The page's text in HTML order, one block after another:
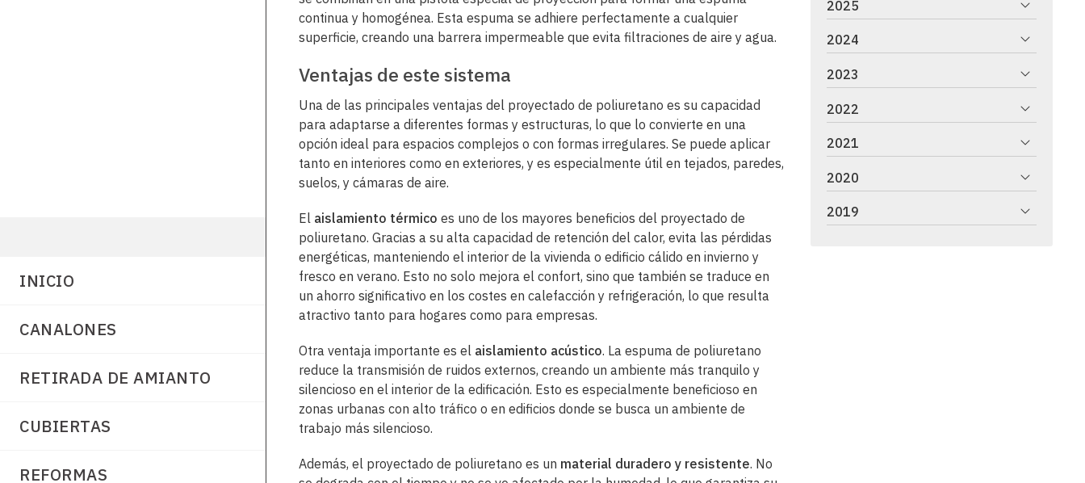
INICIO
CANALONES
RETIRADA DE AMIANTO
CUBIERTAS
REFORMAS
continua y homogénea. Esta espuma se adhiere perfectamente a cualquier
superficie, creando una barrera impermeable que evita filtraciones de aire y agua.
Ventajas de este sistema
Una de las principales ventajas del proyectado de poliuretano es su capacidad
para adaptarse a diferentes formas y estructuras, lo que lo convierte en una
opción ideal para espacios complejos o con formas irregulares. Se puede aplicar
tanto en interiores como en exteriores, y es especialmente útil en tejados, paredes,
suelos, y cámaras de aire.
El aislamiento térmico es uno de los mayores beneficios del proyectado de
poliuretano. Gracias a su alta capacidad de retención del calor, evita las pérdidas
energéticas, manteniendo el interior de la vivienda o edificio cálido en invierno y
fresco en verano. Esto no solo mejora el confort, sino que también se traduce en
un ahorro significativo en los costes en calefacción y refrigeración, lo que resulta
atractivo tanto para hogares como para empresas.
Otra ventaja importante es el aislamiento acústico. La espuma de poliuretano
reduce la transmisión de ruidos externos, creando un ambiente más tranquilo y
silencioso en el interior de la edificación. Esto es especialmente beneficioso en
zonas urbanas con alto tráfico o en edificios donde se busca un ambiente de
trabajo más silencioso.
Además, el proyectado de poliuretano es un material duradero y resistente. No
2025
2024
2023
2022
2021
2020
2019